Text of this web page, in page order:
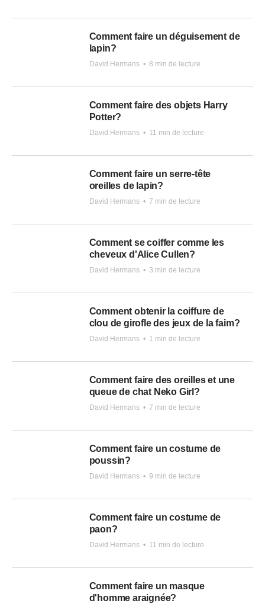
Comment faire un déguisement de
lapin?
David Hermans • 8 min de lecture
Comment faire des objets Harry
Potter?
David Hermans • 11 min de lecture
Comment faire un serre-tête
oreilles de lapin?
David Hermans • 7 min de lecture
Comment se coiffer comme les
cheveux d'Alice Cullen?
David Hermans • 3 min de lecture
Comment obtenir la coiffure de
clou de girofle des jeux de la faim?
David Hermans • 1 min de lecture
Comment faire des oreilles et une
queue de chat Neko Girl?
David Hermans • 7 min de lecture
Comment faire un costume de
poussin?
David Hermans • 9 min de lecture
Comment faire un costume de
paon?
David Hermans • 11 min de lecture
Comment faire un masque
d'homme araignée?